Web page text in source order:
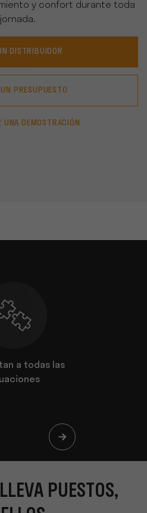
y confort durante toda
jornada.
DISTRIBUIDOR
PRESUPUESTO
UNA DEMOSTRACIÓN
a todas las
PUESTOS,